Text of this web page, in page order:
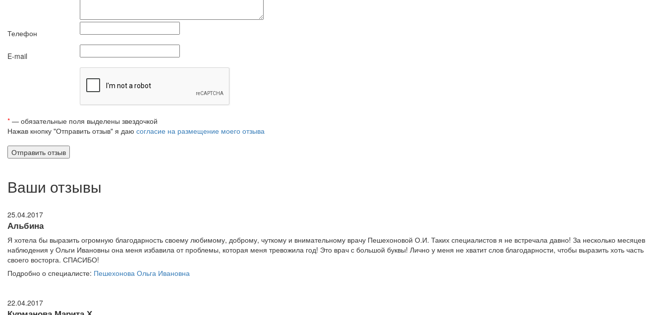
Телефон
E-mail
* — обязательные поля выделены звездочкой
Нажав кнопку "Отправить отзыв" я даю согласие на размещение моего отзыва
Ваши отзывы
25.04.2017
Альбина
Я хотела бы выразить огромную благодарность своему любимому, доброму, чуткому и внимательному врачу Пешехоновой О.И. Таких специалистов я не встречала давно! За несколько месяцев
наблюдения у Ольги Ивановны она меня избавила от проблемы, которая меня тревожила год! Это врач с большой буквы! Лично у меня не хватит слов благодарности, чтобы выразить хоть часть
своего восторга. СПАСИБО!
Подробно о специалисте: Пешехонова Ольга Ивановна
22.04.2017